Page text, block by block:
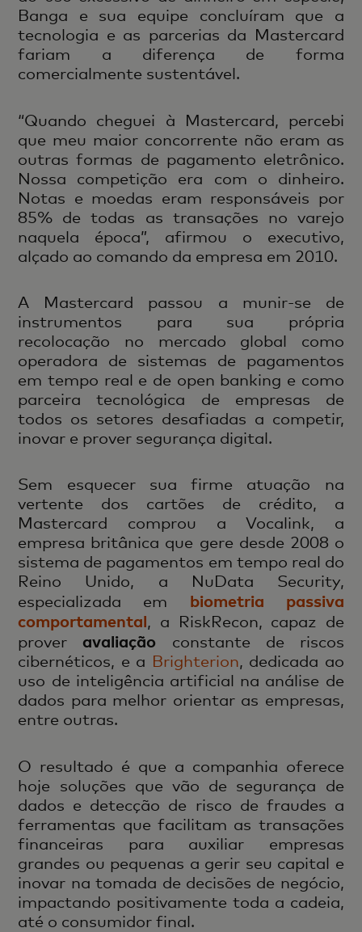
Banga e sua equipe concluíram que a
tecnologia e as parcerias da Mastercard
fariam a diferença de forma
comercialmente sustentável.
“Quando cheguei à Mastercard, percebi
que meu maior concorrente não eram as
outras formas de pagamento eletrônico.
Nossa competição era com o dinheiro.
Notas e moedas eram responsáveis por
85% de todas as transações no varejo
naquela época”, afirmou o executivo,
alçado ao comando da empresa em 2010.
A Mastercard passou a munir-se de
instrumentos para sua própria
recolocação no mercado global como
operadora de sistemas de pagamentos
em tempo real e de open banking e como
parceira tecnológica de empresas de
todos os setores desafiadas a competir,
inovar e prover segurança digital.
Sem esquecer sua firme atuação na
vertente dos cartões de crédito, a
Mastercard comprou a Vocalink, a
empresa britânica que gere desde 2008 o
sistema de pagamentos em tempo real do
Reino Unido, a NuData Security,
especializada em biometria passiva
comportamental, a RiskRecon, capaz de
prover avaliação constante de riscos
cibernéticos, e a Brighterion, dedicada ao
uso de inteligência artificial na análise de
dados para melhor orientar as empresas,
entre outras.
O resultado é que a companhia oferece
hoje soluções que vão de segurança de
dados e detecção de risco de fraudes a
ferramentas que facilitam as transações
financeiras para auxiliar empresas
grandes ou pequenas a gerir seu capital e
inovar na tomada de decisões de negócio,
impactando positivamente toda a cadeia,
até o consumidor final.